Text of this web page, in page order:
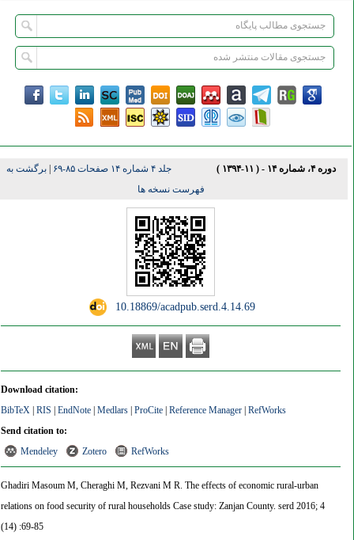
دوره ۴، شماره ۱۴ - ( ۱۱-۱۳۹۴ ) جلد ۴ شماره ۱۴ صفحات ۸۵-۶۹ |برگشت به
فهرست نسخه ها
‎ 10.18869/acadpub.serd.4.14.69
Download citation:
BibTeX|RIS|EndNote|Medlars|ProCite|Reference Manager|RefWorks
Send citation to:
Mendeley
Zotero RefWorks
Ghadiri Masoum M, Cheraghi M, Rezvani M R. The effects of economic rural-urban
relations on food security of rural households Case study: Zanjan County. serd 2016; 4
(14) :69-85